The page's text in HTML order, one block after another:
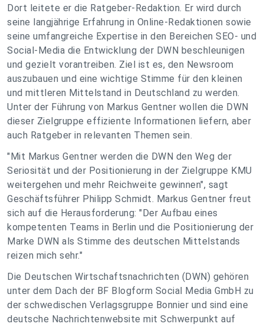
Dort leitete er die Ratgeber-Redaktion. Er wird durch
seine langjährige Erfahrung in Online-Redaktionen sowie
seine umfangreiche Expertise in den Bereichen SEO- und
Social-Media die Entwicklung der DWN beschleunigen
und gezielt vorantreiben. Ziel ist es, den Newsroom
auszubauen und eine wichtige Stimme für den kleinen
und mittleren Mittelstand in Deutschland zu werden.
Unter der Führung von Markus Gentner wollen die DWN
dieser Zielgruppe effiziente Informationen liefern, aber
auch Ratgeber in relevanten Themen sein.
"Mit Markus Gentner werden die DWN den Weg der
Seriosität und der Positionierung in der Zielgruppe KMU
weitergehen und mehr Reichweite gewinnen", sagt
Geschäftsführer Philipp Schmidt. Markus Gentner freut
sich auf die Herausforderung: "Der Aufbau eines
kompetenten Teams in Berlin und die Positionierung der
Marke DWN als Stimme des deutschen Mittelstands
reizen mich sehr."
Die Deutschen Wirtschaftsnachrichten (DWN) gehören
unter dem Dach der BF Blogform Social Media GmbH zu
der schwedischen Verlagsgruppe Bonnier und sind eine
deutsche Nachrichtenwebsite mit Schwerpunkt auf